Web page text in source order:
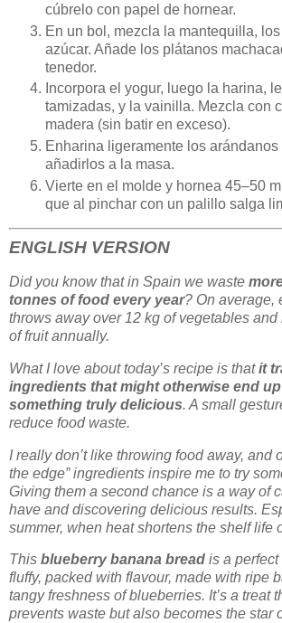
cúbrelo con papel de hornear.
En un bol, mezcla la mantequilla, los
azúcar. Añade los plátanos
tenedor.
Incorpora el yogur, luego la harina,
tamizadas, y la vainilla. Mezcla con
madera (sin batir en exceso).
Enharina ligeramente los arándanos
añadirlos a la masa.
Vierte en el molde y hornea 45–50
que al pinchar con un palillo salga
ENGLISH VERSION
Did you know that in Spain we waste
tonnes of food every year? On average,
throws away over 12 kg of vegetables and
of fruit annually.
What I love about today’s recipe is thatit
ingredients that might otherwise end
something truly delicious. A small
reduce food waste.
I really don’t like throwing food away, and
the edge” ingredients inspire me to try
Giving them a second chance is a way of
have and discovering delicious results.
summer, when heat shortens the shelf life
This blueberry banana bread is a perfect
fluffy, packed with flavour, made with ripe
tangy freshness of blueberries. It’s a treat
prevents waste but also becomes the star